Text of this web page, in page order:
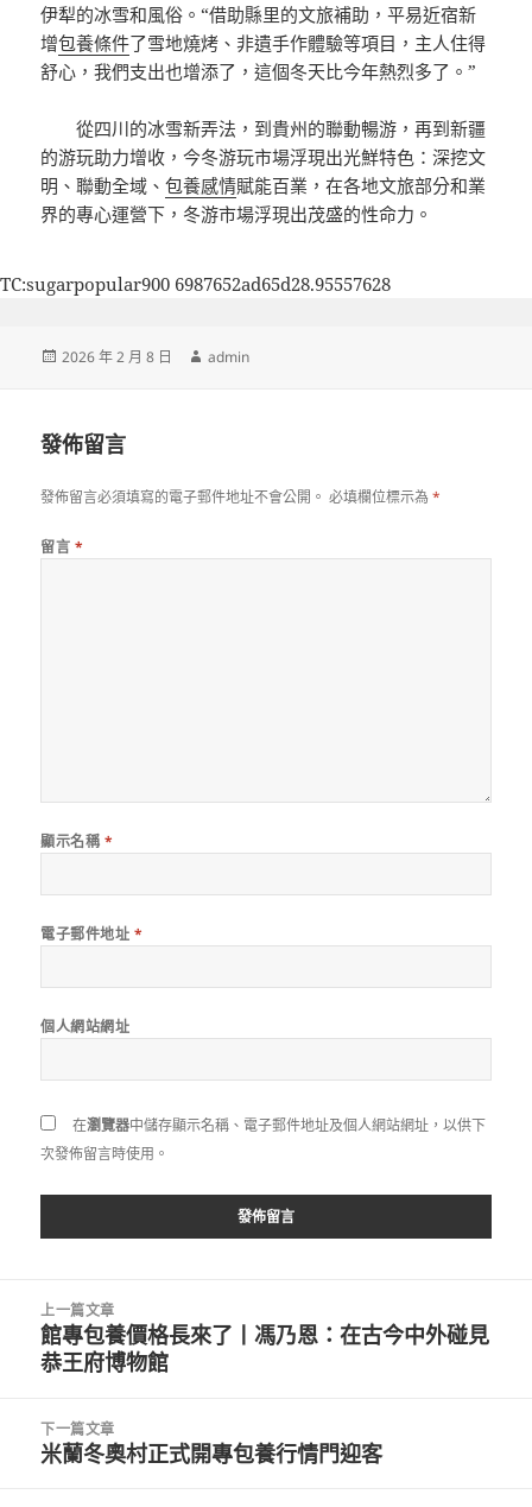
伊犁的冰雪和風俗。“借助縣里的文旅補助，平易近宿新
增包養條件了雪地燒烤、非遺手作體驗等項目，主人住得
舒心，我們支出也增添了，這個冬天比今年熱烈多了。”
從四川的冰雪新弄法，到貴州的聯動暢游，再到新疆
的游玩助力增收，今冬游玩市場浮現出光鮮特色：深挖文
明、聯動全域、包養感情賦能百業，在各地文旅部分和業
界的專心運營下，冬游市場浮現出茂盛的性命力。
TC:sugarpopular900 6987652ad65d28.95557628
發
2026 年 2 月 8 日
作
admin
發佈留言
發佈留言必須填寫的電子郵件地址不會公開。 必填欄位標示為*
留言 *
顯示名稱 *
電子郵件地址 *
個人網站網址
在瀏覽器中儲存顯示名稱、電子郵件地址及個人網站網址，以供下
次發佈留言時使用。
上一篇文章
上
一
文
章:
館專包養價格長來了丨馮乃恩：在古今中外碰見
恭王府博物館
下一篇文章
下
米蘭冬奧村正式開專包養行情門迎客